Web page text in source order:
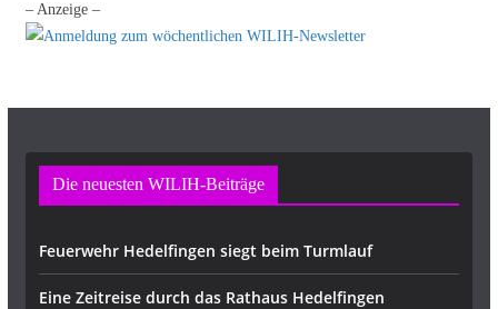
– Anzeige –
Die neuesten WILIH-Beiträge
Feuerwehr Hedelfingen siegt beim Turmlauf
Eine Zeitreise durch das Rathaus Hedelfingen